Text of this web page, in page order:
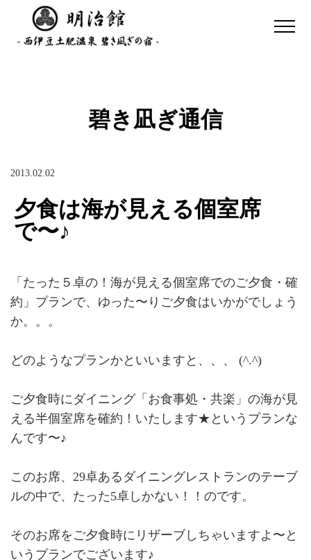
碧き凪ぎ通信
2013.02.02
夕食は海が見える個室席
で〜♪
「たった５卓の！海が見える個室席でのご夕食・確
約」プランで、ゆった〜りご夕食はいかがでしょう
か。。。
どのようなプランかといいますと、、、 (^.^)
ご夕食時にダイニング「お食事処・共楽」の海が見
える半個室席を確約！いたします★というプランな
んです〜♪
このお席、29卓あるダイニングレストランのテーブ
ルの中で、たった5卓しかない！！のです。
そのお席をご夕食時にリザーブしちゃいますよ〜と
いうプランでございます♪